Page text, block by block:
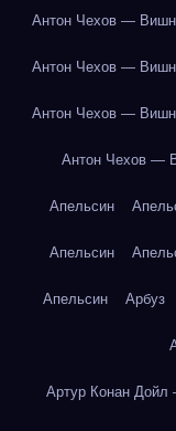
Антон Чехов —
Антон Чехов —
Антон Чехов —
Антон Чехов —
Апельсин
Апельсин
Апельсин Арбуз
Артур Конан Дойл